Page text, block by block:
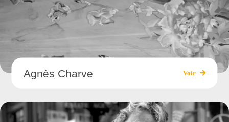
Agnès Charve Voir